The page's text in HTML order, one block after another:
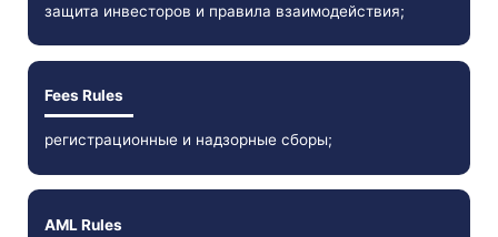
защита инвесторов и правила взаимодействия;
Fees Rules
регистрационные и надзорные сборы;
AML Rules